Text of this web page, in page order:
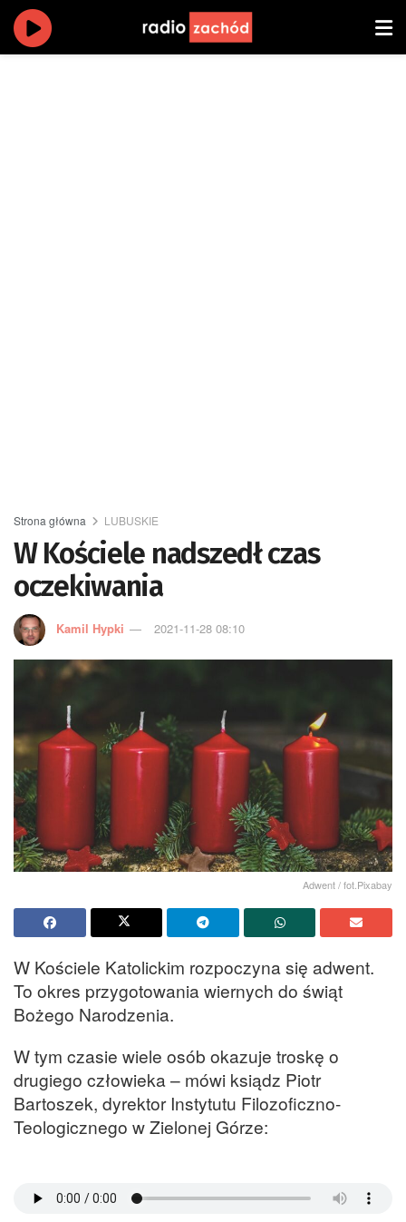
Strona główna LUBUSKIE
W Kościele nadszedł czas
oczekiwania
Kamil Hypki 2021-11-28 08:10
Adwent / fot.Pixabay
W Kościele Katolickim rozpoczyna się adwent.
To okres przygotowania wiernych do świąt
Bożego Narodzenia.
W tym czasie wiele osób okazuje troskę o
drugiego człowieka – mówi ksiądz Piotr
Bartoszek, dyrektor Instytutu Filozoficzno-
Teologicznego w Zielonej Górze: